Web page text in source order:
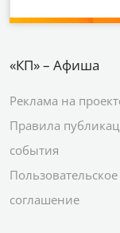
«КП» – Афиша
Реклама на
Правила
события
Пользовательское
соглашение